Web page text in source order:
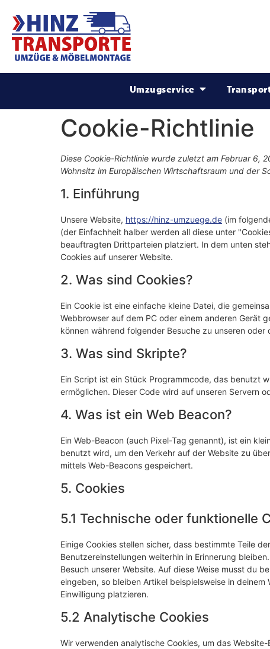
Umzugservice
Cookie-Richtlinie
Diese Cookie-Richtlinie wurde zuletzt am Februar 6,
Wohnsitz im Europäischen Wirtschaftsraum und der
1. Einführung
Unsere Website, https://hinz-umzuege.de (im
(der Einfachheit halber werden all diese unter
beauftragten Drittparteien platziert. In dem unten
Cookies auf unserer Website.
2. Was sind Cookies?
Ein Cookie ist eine einfache kleine Datei, die
Webbrowser auf dem PC oder einem anderen Gerät
können während folgender Besuche zu unseren
3. Was sind Skripte?
Ein Script ist ein Stück Programmcode, das benutzt
ermöglichen. Dieser Code wird auf unseren Servern
4. Was ist ein Web Beacon?
Ein Web-Beacon (auch Pixel-Tag genannt), ist ein
benutzt wird, um den Verkehr auf der Website zu
mittels Web-Beacons gespeichert.
5. Cookies
5.1 Technische oder funktionelle
Einige Cookies stellen sicher, dass bestimmte Teile
Benutzereinstellungen weiterhin in Erinnerung
Besuch unserer Website. Auf diese Weise musst du
eingeben, so bleiben Artikel beispielsweise in
Einwilligung platzieren.
5.2 Analytische Cookies
Wir verwenden analytische Cookies, um das